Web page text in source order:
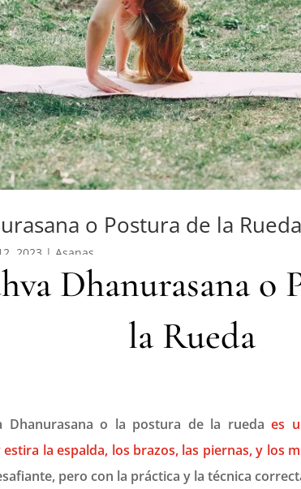
o Postura de la Rueda
2023 | Asanas
Dhanurasana o
la Rueda
Dhanurasana o la postura de la ruedaes
la espalda, los brazos, las piernas, y los
pero con la práctica y la técnica